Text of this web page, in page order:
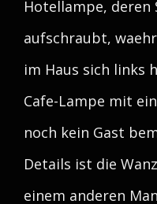
Hotellampe, deren
aufschraubt,
im Haus sich links
Cafe-Lampe mit
noch kein Gast
Details ist die
einem anderen